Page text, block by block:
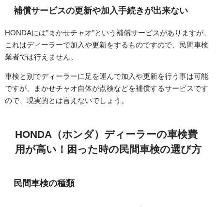
補償サービスの更新や加入手続きが出来ない
HONDAには”まかせチャオ”という補償サービスがありますが、
これはディーラーで加入や更新をするものですので、民間車検
業者では行えません。
車検と別でディーラーに足を運んで加入や更新を行う事は可能
ですが、まかせチャオ自体が点検などを補償するサービスです
ので、現実的とは言えないでしょう。
HONDA（ホンダ）ディーラーの車検費
用が高い！困った時の民間車検の選び方
民間車検の種類